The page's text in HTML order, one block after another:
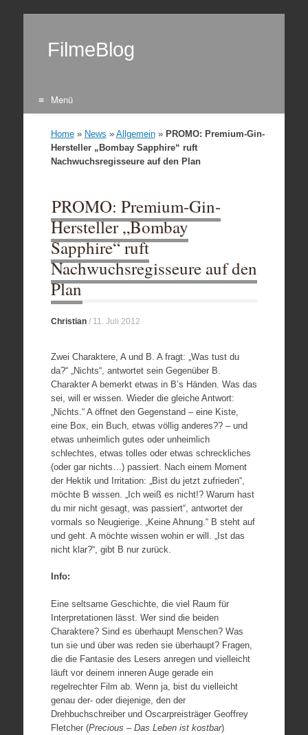
FilmeBlog
Menü
Home» News » Allgemein» PROMO: Premium-Gin-
Hersteller „Bombay Sapphire“ ruft
Nachwuchsregisseure auf den Plan
PROMO: Premium-Gin-
Hersteller „Bombay
Sapphire“ ruft
Nachwuchsregisseure auf den
Plan
Christian/ 11. Juli 2012
Zwei Charaktere, A und B. A fragt: „Was tust du
da?“ „Nichts“, antwortet sein Gegenüber B.
Charakter A bemerkt etwas in B’s Händen. Was das
sei, will er wissen. Wieder die gleiche Antwort:
„Nichts.“ A öffnet den Gegenstand – eine Kiste,
eine Box, ein Buch, etwas völlig anderes?? – und
etwas unheimlich gutes oder unheimlich
schlechtes, etwas tolles oder etwas schreckliches
(oder gar nichts…) passiert. Nach einem Moment
der Hektik und Irritation: „Bist du jetzt zufrieden“,
möchte B wissen. „Ich weiß es nicht!? Warum hast
du mir nicht gesagt, was passiert“, antwortet der
vormals so Neugierige. „Keine Ahnung.“ B steht auf
und geht. A möchte wissen wohin er will. „Ist das
nicht klar?“, gibt B nur zurück.
Info:
Eine seltsame Geschichte, die viel Raum für
Interpretationen lässt. Wer sind die beiden
Charaktere? Sind es überhaupt Menschen? Was
tun sie und über was reden sie überhaupt? Fragen,
die die Fantasie des Lesers anregen und vielleicht
läuft vor deinem inneren Auge gerade ein
regelrechter Film ab. Wenn ja, bist du vielleicht
genau der- oder diejenige, den der
Drehbuchschreiber und Oscarpreisträger Geoffrey
Fletcher (Precious – Das Leben ist kostbar)